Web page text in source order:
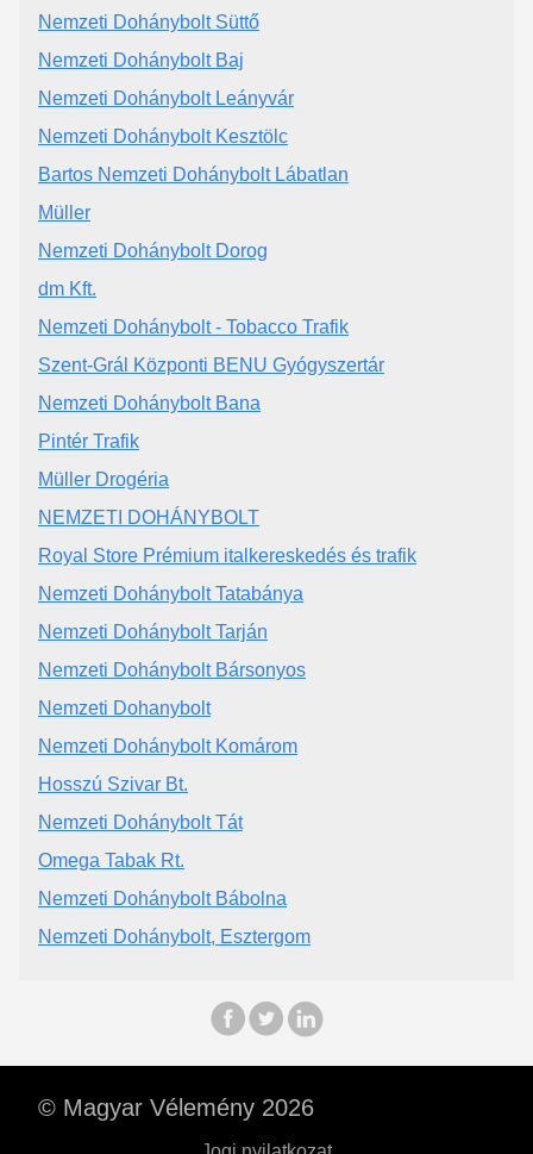
Nemzeti Dohánybolt Süttő
Nemzeti Dohánybolt Baj
Nemzeti Dohánybolt Leányvár
Nemzeti Dohánybolt Kesztölc
Bartos Nemzeti Dohánybolt Lábatlan
Müller
Nemzeti Dohánybolt Dorog
dm Kft.
Nemzeti Dohánybolt - Tobacco Trafik
Szent-Grál Központi BENU Gyógyszertár
Nemzeti Dohánybolt Bana
Pintér Trafik
Müller Drogéria
NEMZETI DOHÁNYBOLT
Royal Store Prémium italkereskedés és trafik
Nemzeti Dohánybolt Tatabánya
Nemzeti Dohánybolt Tarján
Nemzeti Dohánybolt Bársonyos
Nemzeti Dohanybolt
Nemzeti Dohánybolt Komárom
Hosszú Szivar Bt.
Nemzeti Dohánybolt Tát
Omega Tabak Rt.
Nemzeti Dohánybolt Bábolna
Nemzeti Dohánybolt, Esztergom
© Magyar Vélemény 2026